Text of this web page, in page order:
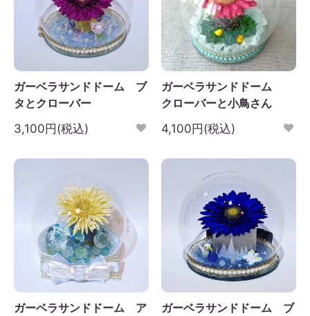
ガーベラサンドドーム ブ
タとクローバー
3,100円(税込)
ガーベラサンドドーム
クローバーと小鳥さん
4,100円(税込)
ガーベラサンドドーム ア
ガーベラサンドドーム ブ